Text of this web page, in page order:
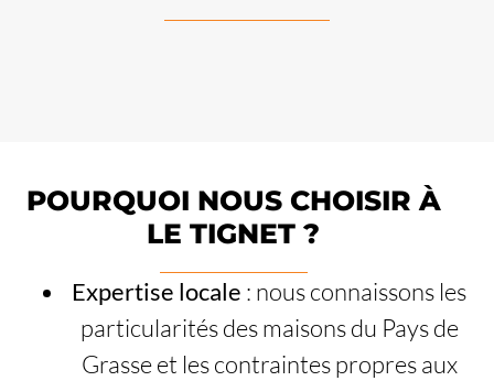
POURQUOI NOUS CHOISIR À
LE TIGNET ?
Expertise locale : nous connaissons les
particularités des maisons du Pays de
Grasse et les contraintes propres aux